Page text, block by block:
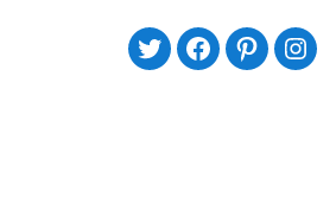
twitterfacebookpinterest